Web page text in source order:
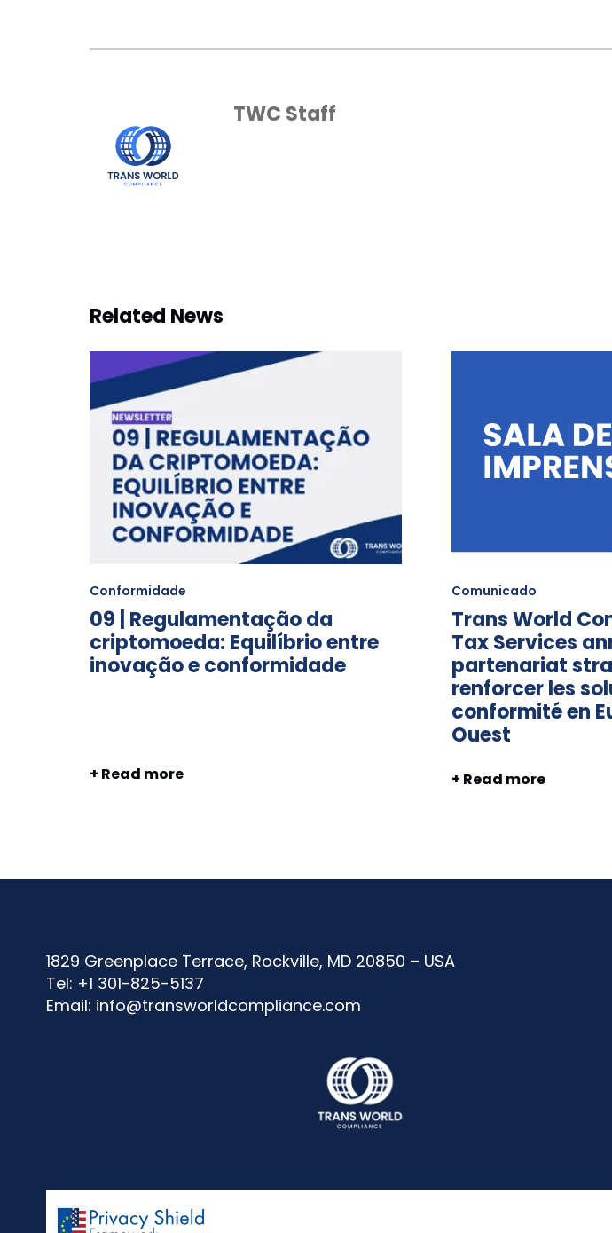
TWC Staff
Related News
Conformidade
09 | Regulamentação da
criptomoeda: Equilíbrio entre
inovação e conformidade
+ Read more
Comunicado
Trans World
Tax Services
partenariat
renforcer les
conformité en
Ouest
+ Read more
1829 Greenplace Terrace, Rockville, MD 20850 – USA
Tel: +1 301-825-5137
Email: info@transworldcompliance.com